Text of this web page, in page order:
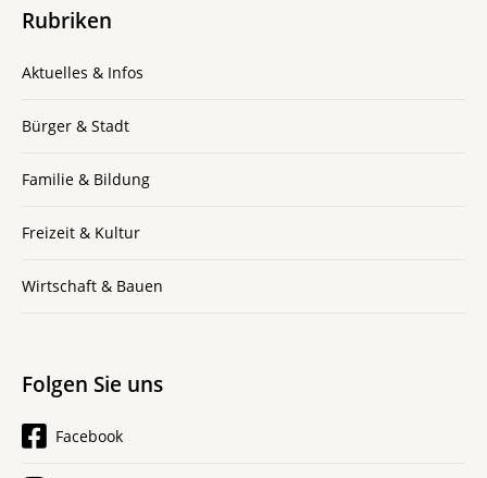
Rubriken
Aktuelles & Infos
Bürger & Stadt
Familie & Bildung
Freizeit & Kultur
Wirtschaft & Bauen
Folgen Sie uns
Facebook